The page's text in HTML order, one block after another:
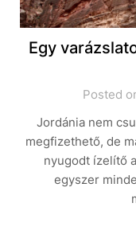
Egy
Posted
Jordánia nem
megfizethető, de
nyugodt ízelítő
egyszer